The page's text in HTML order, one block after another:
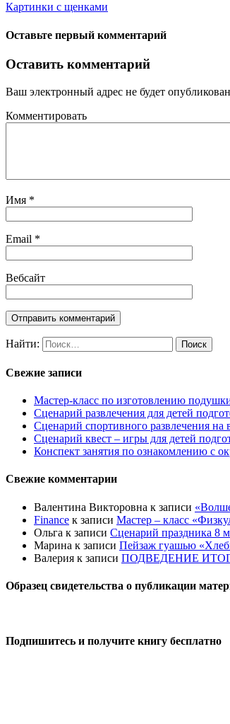
Картинки с щенками
Оставьте первый комментарий
Оставить комментарий
Ваш электронный адрес не будет
Комментировать
Имя *
Email *
Вебсайт
Найти:
Свежие записи
Мастер-класс по изготовлению
Сценарий развлечения для детей
Сценарий спортивного развлечения на
Сценарий квест – игры для детей
Конспект занятия по ознакомлению с
Свежие комментарии
Валентина Викторовна к записи
Finance к записи Мастер – класс
Ольга к записи Сценарий праздника 8
Марина к записи Пейзаж гуашью
Валерия к записи ПОДВЕДЕНИЕ ИТОГОВ
Образец свидетельства о публикации
Подпишитесь и получите книгу бесплатно